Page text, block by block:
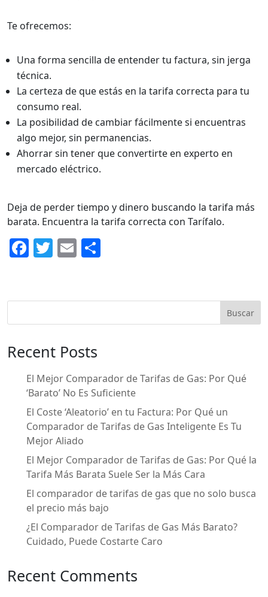
Te ofrecemos:
Una forma sencilla de entender tu factura, sin jerga
técnica.
La certeza de que estás en la tarifa correcta para tu
consumo real.
La posibilidad de cambiar fácilmente si encuentras
algo mejor, sin permanencias.
Ahorrar sin tener que convertirte en experto en
mercado eléctrico.
Deja de perder tiempo y dinero buscando la tarifa más
barata. Encuentra la tarifa correcta con Tarífalo.
F
e
b
o
o
k
T
er
E
l p
ar Buscar
Recent Posts
El Mejor Comparador de Tarifas de Gas: Por Qué
‘Barato’ No Es Suficiente
El Coste ‘Aleatorio’ en tu Factura: Por Qué un
Comparador de Tarifas de Gas Inteligente Es Tu
Mejor Aliado
El Mejor Comparador de Tarifas de Gas: Por Qué la
Tarifa Más Barata Suele Ser la Más Cara
El comparador de tarifas de gas que no solo busca
el precio más bajo
¿El Comparador de Tarifas de Gas Más Barato?
Cuidado, Puede Costarte Caro
Recent Comments